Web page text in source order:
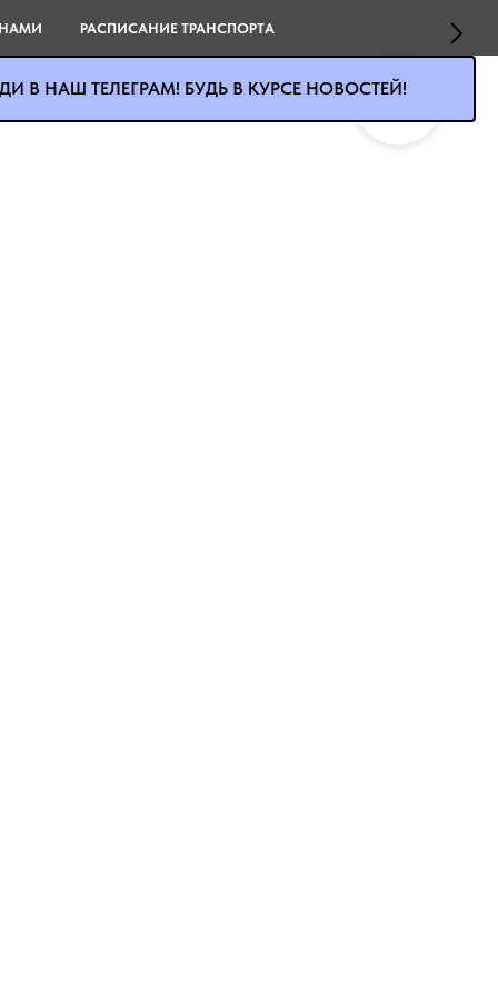
РАСПИСАНИЕ ТРАНСПОРТА
В НАШ ТЕЛЕГРАМ! БУДЬ В КУРСЕ НОВОСТЕЙ!